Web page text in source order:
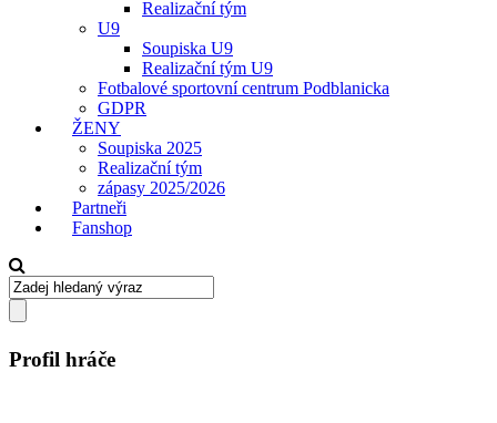
Realizační tým
U9
Soupiska U9
Realizační tým U9
Fotbalové sportovní centrum Podblanicka
GDPR
ŽENY
Soupiska 2025
Realizační tým
zápasy 2025/2026
Partneři
Fanshop
Profil hráče